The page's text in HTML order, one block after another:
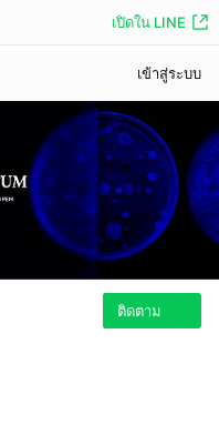
เปิดใน LINE
เข้าสู่ระบบ
ติดตาม